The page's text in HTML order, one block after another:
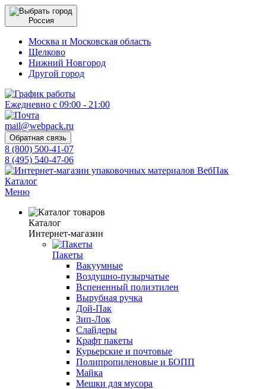
Россия
Москва и Московская область
Щелково
Нижний Новгород
Другой город
Ежедневно с 09:00 - 21:00
mail@webpack.ru
Обратная связь
8 (800) 500-41-07
8 (495) 540-47-06
Каталог
Меню
Каталог
Интернет-магазин
Пакеты
Вакуумные
Воздушно-пузырчатые
Вспененный полиэтилен
Вырубная ручка
Дой-Пак
Зип-Лок
Слайдеры
Крафт пакеты
Курьерские и почтовые
Полипропиленовые и БОПП
Майка
Мешки для мусора